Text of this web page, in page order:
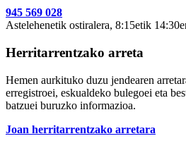
945 569 028
Astelehenetik ostiralera, 8:15etik
Herritarrentzako arreta
Hemen aurkituko duzu jendearen
erregistroei, eskualdeko bulegoei eta
batzuei buruzko informazioa.
Joan herritarrentzako arretara